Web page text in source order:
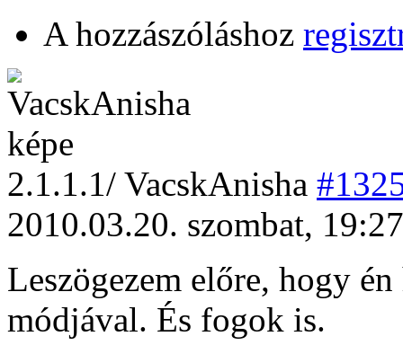
A hozzászóláshoz
2.1.1.1/ VacskAnisha
2010.03.20. szombat,
Leszögezem előre, hogy
módjával. És fogok is.